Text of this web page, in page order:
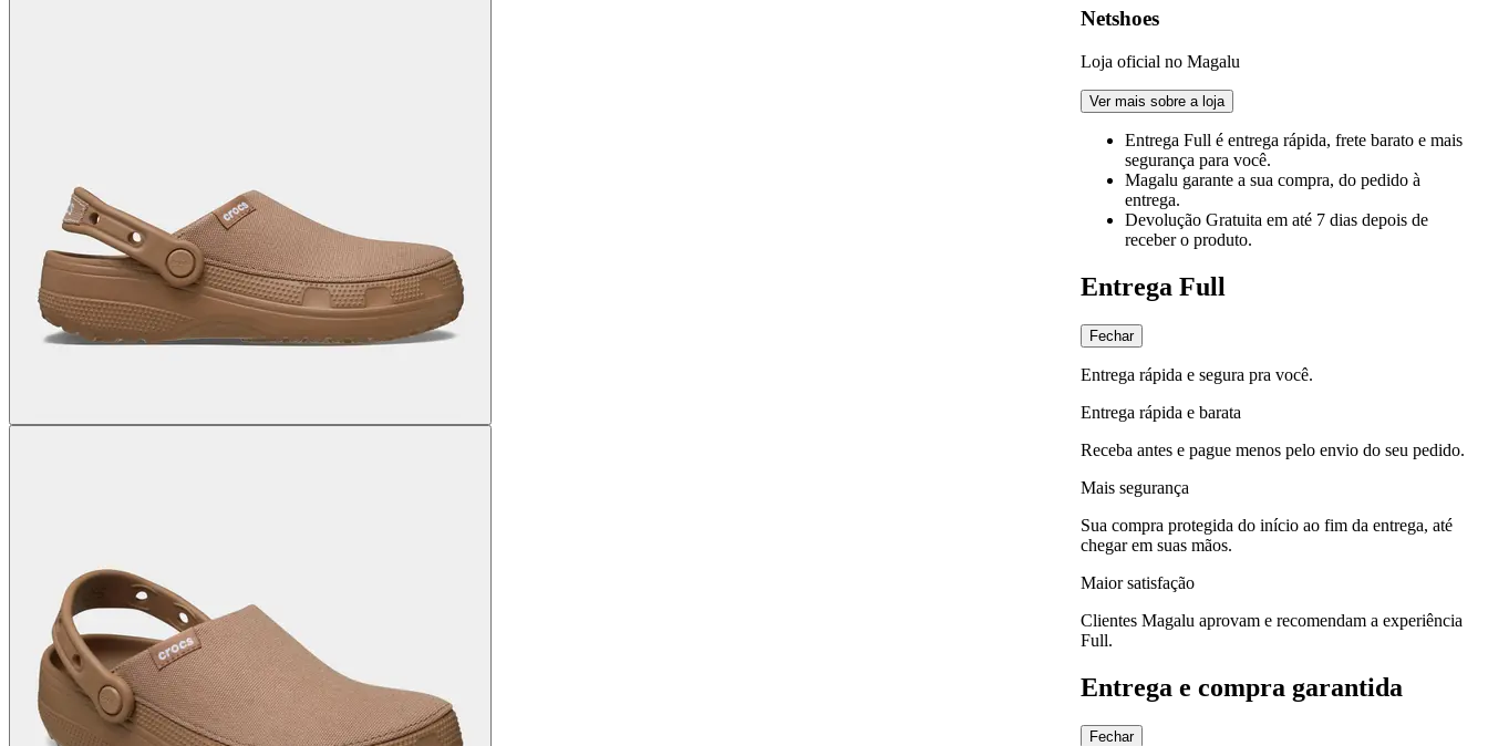
Netshoes
Loja oficial no Magalu
Ver mais sobre a loja
Entrega Full é entrega rápida, frete barato e mais
segurança para você.
Magalu garante a sua compra, do pedido à
entrega.
Devolução Gratuita em até 7 dias depois de
receber o produto.
Entrega Full
Fechar
Entrega rápida e segura pra você.
Entrega rápida e barata
Receba antes e pague menos pelo envio do seu pedido.
Mais segurança
Sua compra protegida do início ao fim da entrega, até
chegar em suas mãos.
Maior satisfação
Clientes Magalu aprovam e recomendam a experiência
Full.
Entrega e compra garantida
Fechar